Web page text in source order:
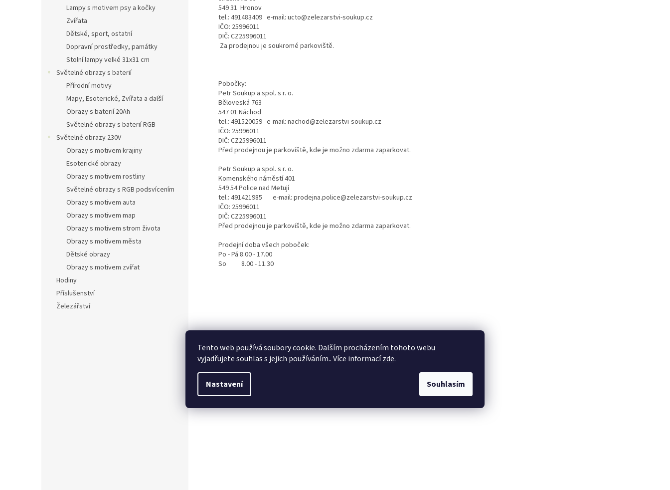
Tento web používá soubory cookie. Dalším procházením tohoto webu
vyjadřujete souhlas s jejich používáním.. Více informacízde.
Nastavení Souhlasím
Lampy s motivem psy a kočky
Zvířata
Dětské, sport, ostatní
Dopravní prostředky, památky
Stolní lampy velké 31x31 cm
Světelné obrazy s baterií
Přírodní motivy
Mapy, Esoterické, Zvířata a další
Obrazy s baterií 20Ah
Světelné obrazy s baterií RGB
Světelné obrazy 230V
Obrazy s motivem krajiny
Esoterické obrazy
Obrazy s motivem rostliny
Světelné obrazy s RGB podsvícením
Obrazy s motivem auta
Obrazy s motivem map
Obrazy s motivem strom života
Obrazy s motivem města
Dětské obrazy
Obrazy s motivem zvířat
Hodiny
Příslušenství
Železářství
549 31 Hronov
tel.: 491483409 e-mail: ucto@zelezarstvi-soukup.cz
IČO: 25996011
DIČ: CZ25996011
Za prodejnou je soukromé parkoviště.
Pobočky:
Petr Soukup a spol. s r. o.
Běloveská 763
547 01 Náchod
tel.: 491520059 e-mail: nachod@zelezarstvi-soukup.cz
IČO: 25996011
DIČ: CZ25996011
Před prodejnou je parkoviště, kde je možno zdarma zaparkovat.
Petr Soukup a spol. s r. o.
Komenského náměstí 401
549 54 Police nad Metují
tel.: 491421985 e-mail: prodejna.police@zelezarstvi-soukup.cz
IČO: 25996011
DIČ: CZ25996011
Před prodejnou je parkoviště, kde je možno zdarma zaparkovat.
Prodejní doba všech poboček:
Po - Pá 8.00 - 17.00
So 8.00 - 11.30